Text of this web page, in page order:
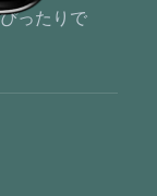
ったりで